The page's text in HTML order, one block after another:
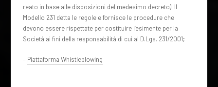
reato in base alle disposizioni del medesimo decreto). Il
Modello 231 detta le regole e fornisce le procedure che
devono essere rispettate per costituire l’esimente per la
Società ai fini della responsabilità di cui al D.Lgs. 231/2001;
– Piattaforma Whistleblowing